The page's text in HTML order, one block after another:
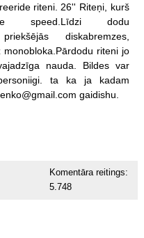
riteni. 26'' Riteņi,
kurš
speed.Līdzi
dodu
priekšējās
diskabremzes,
monobloka.Pārdodu riteni jo
nauda. Bildes var
ta ka ja
kadam
gaidishu.
Komentāra reitings:
5.748